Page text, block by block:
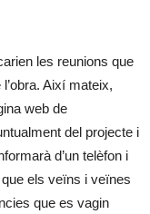
les reunions que
Així mateix,
web de
del projecte i
d’un telèfon i
els veïns i veïnes
que es vagin